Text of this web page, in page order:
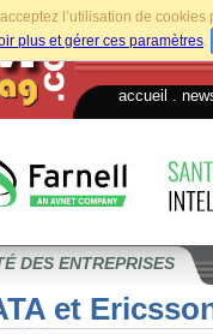
l’utilisation de
plus et gérer ces paramètres.
accueil
DES ENTREPRISES
et